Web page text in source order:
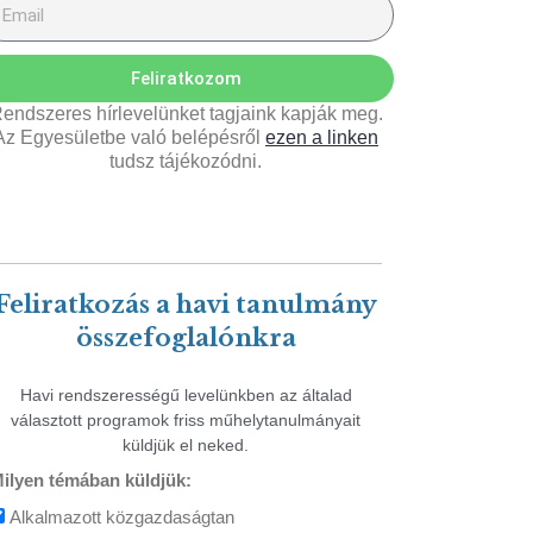
Feliratkozom
hírlevelünket tagjaink kapják meg.
Egyesületbe való belépésről ezen a linken
tudsz tájékozódni.
a havi tanulmány
összefoglalónkra
Havi rendszerességű levelünkben az általad
választott programok friss műhelytanulmányait
küldjük el neked.
témában küldjük:
Alkalmazott közgazdaságtan